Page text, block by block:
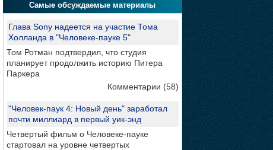
Самые обсуждаемые материалы
Глава Sony надеется на участие Тома
Холланда в "Человеке-пауке 5"
Том Ротман подтвердил, что студия
планирует продолжить историю Питера
Паркера
Комментарии (58)
"Человек-паук 4: Новый день" заработал
почти миллиард в первый уик-энд
Четвертый фильм о Человеке-пауке
стартовал на уровне четвертых